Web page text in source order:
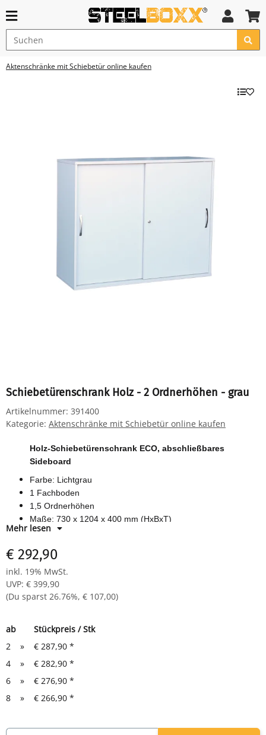
Aktenschränke mit Schiebetür online kaufen
Schiebetürenschrank Holz - 2 Ordnerhöhen - grau
Artikelnummer: 391400
Kategorie: Aktenschränke mit Schiebetür online kaufen
Holz-Schiebetürenschrank ECO, abschließbares
Sideboard
Farbe: Lichtgrau
1 Fachboden
1,5 Ordnerhöhen
Maße: 730 x 1204 x 400 mm (HxBxT)
Material: Holzspanwerkstoff
Mehr lesen
€ 292,90
inkl. 19% MwSt.
UVP: € 399,90
(Du sparst 26.76%, € 107,00)
ab
Stückpreis / Stk
2
» € 287,90 *
4
» € 282,90 *
6
» € 276,90 *
8
» € 266,90 *